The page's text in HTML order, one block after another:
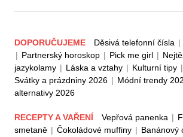
DOPORUČUJEME Děsivá telefonní čísla |
| Partnerský horoskop | Pick me girl |
jazykolamy | Láska a vztahy | Kulturní tipy |
Svátky a prázdniny 2026 | Módní trendy
alternativy 2026
RECEPTY A VAŘENÍ Vepřová panenka |
smetaně | Čokoládové muffiny | Banánový